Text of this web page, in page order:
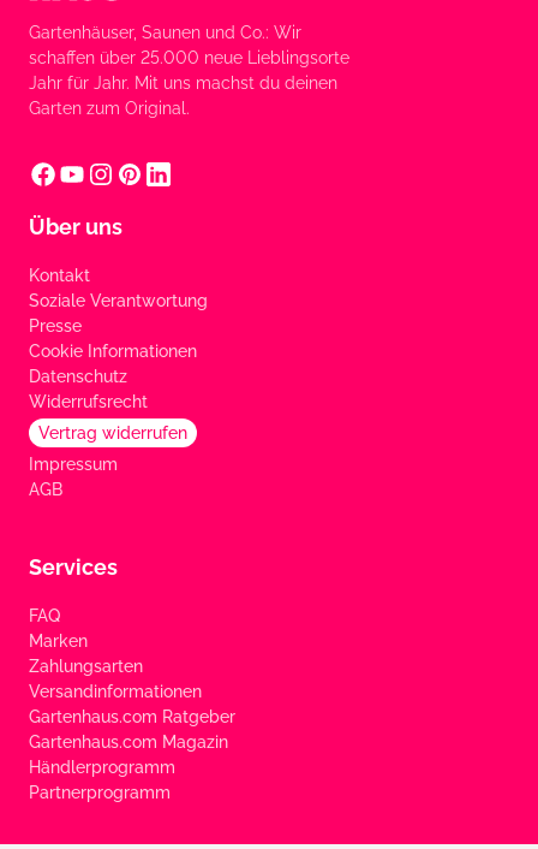
Gartenhäuser, Saunen und Co.: Wir
schaffen über 25.000 neue Lieblingsorte
Jahr für Jahr. Mit uns machst du deinen
Garten zum Original.
Über uns
Kontakt
Soziale Verantwortung
Presse
Cookie Informationen
Datenschutz
Widerrufsrecht
Vertrag widerrufen
Impressum
AGB
Services
FAQ
Marken
Zahlungsarten
Versandinformationen
Gartenhaus.com Ratgeber
Gartenhaus.com Magazin
Händlerprogramm
Partnerprogramm